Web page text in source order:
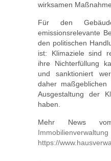
wirksamen
Für den
emissionsrelevante
den politischen
ist: Klimaziele sind
ihre Nichterfüllung
und sanktioniert
daher
Ausgestaltung der
haben.
Mehr News
Immobilienverwaltung
https://